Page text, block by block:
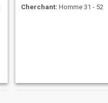
Cherchant: Homme 31 - 52